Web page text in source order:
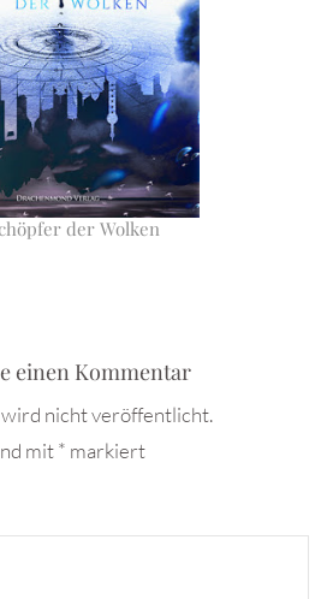
der Wolken
einen Kommentar
nicht veröffentlicht.
mit* markiert